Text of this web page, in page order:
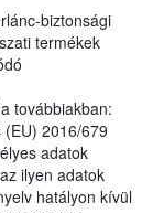
biztonsági
termékek
továbbiakban:
2016/679
adatok
ilyen adatok
hatályon kívül